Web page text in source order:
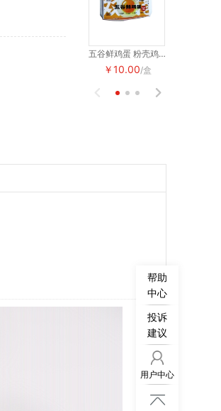
五谷鲜鸡蛋 粉壳鸡蛋 10枚/盒
￥10.00/盒

帮助
中心
投诉
建议
用户中心
